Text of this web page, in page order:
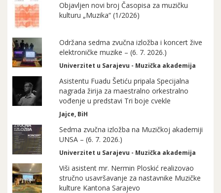
Objavljen novi broj Časopisa za muzičku
kulturu „Muzika“ (1/2026)
Održana sedma zvučna izložba i koncert žive
elektroničke muzike – (6. 7. 2026.)
Univerzitet u Sarajevu - Muzička akademija
Asistentu Fuadu Šetiću pripala Specijalna
nagrada žirija za maestralno orkestralno
vođenje u predstavi Tri boje cvekle
Jajce, BiH
Sedma zvučna izložba na Muzičkoj akademiji
UNSA – (6. 7. 2026.)
Univerzitet u Sarajevu - Muzička akademija
Viši asistent mr. Nermin Ploskić realizovao
stručno usavršavanje za nastavnike Muzičke
kulture Kantona Sarajevo